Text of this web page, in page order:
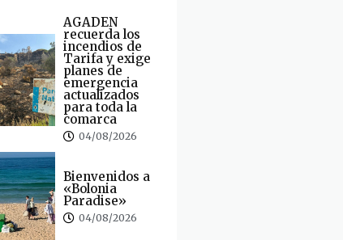
AGADEN
recuerda los
incendios de
Tarifa y exige
planes de
emergencia
actualizados
para toda la
comarca
04/08/2026
Bienvenidos a
«Bolonia
Paradise»
04/08/2026